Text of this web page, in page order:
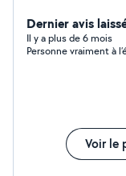
Dernier avis
Il y a plus de 6 mois
Personne vraiment à
Voir le